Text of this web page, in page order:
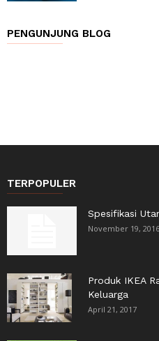
PENGUNJUNG BLOG
TERPOPULER
Spesifikasi
November 19, 2016
Produk IKEA
Keluarga
April 21, 2017